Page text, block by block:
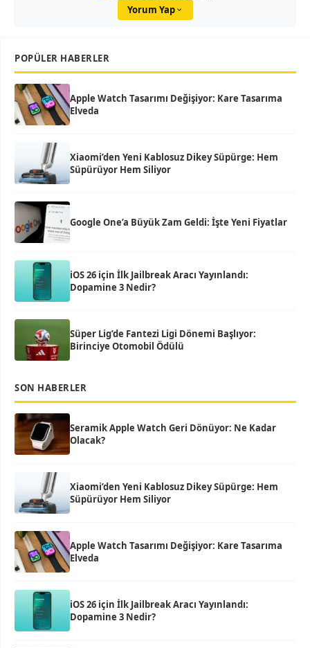
Yorum Yap
POPÜLER HABERLER
Apple Watch Tasarımı Değişiyor: Kare Tasarıma
Elveda
Xiaomi’den Yeni Kablosuz Dikey Süpürge: Hem
Süpürüyor Hem Siliyor
Google One’a Büyük Zam Geldi: İşte Yeni Fiyatlar
iOS 26 için İlk Jailbreak Aracı Yayınlandı:
Dopamine 3 Nedir?
Süper Lig’de Fantezi Ligi Dönemi Başlıyor:
Birinciye Otomobil Ödülü
SON HABERLER
Seramik Apple Watch Geri Dönüyor: Ne Kadar
Olacak?
Xiaomi’den Yeni Kablosuz Dikey Süpürge: Hem
Süpürüyor Hem Siliyor
Apple Watch Tasarımı Değişiyor: Kare Tasarıma
Elveda
iOS 26 için İlk Jailbreak Aracı Yayınlandı:
Dopamine 3 Nedir?